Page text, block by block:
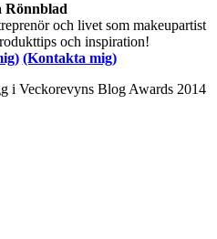
Rönnblad
och livet som makeupartist
och inspiration!
(Kontakta mig)
i Veckorevyns Blog Awards 2014